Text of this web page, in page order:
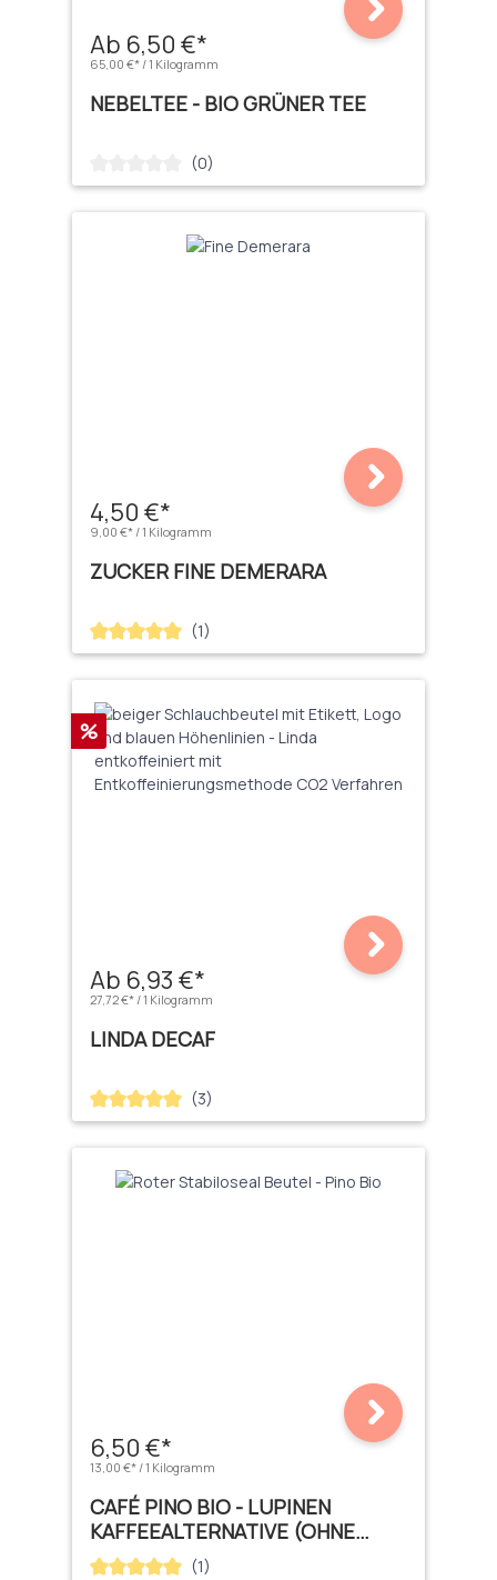
Ab 6,50 €*
65,00 €* / 1 Kilogramm
NEBELTEE - BIO GRÜNER TEE
Durchschnittliche Bewertung von 0 von 5 Sternen
(0)
4,50 €*
9,00 €* / 1 Kilogramm
ZUCKER FINE DEMERARA
Durchschnittliche Bewertung von 5 von 5 Sternen
(1)
Rabatt
%
Ab 6,93 €*
27,72 €* / 1 Kilogramm
LINDA DECAF
Durchschnittliche Bewertung von 5 von 5 Sternen
(3)
6,50 €*
13,00 €* / 1 Kilogramm
CAFÉ PINO BIO - LUPINEN
KAFFEEALTERNATIVE (OHNE
KOFFEIN)
Durchschnittliche Bewertung von 5 von 5 Sternen
(1)